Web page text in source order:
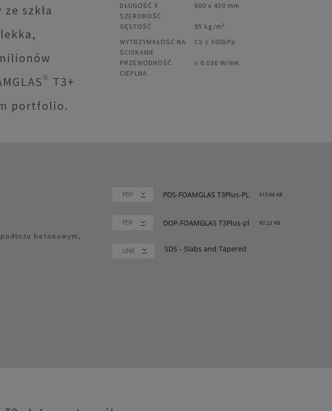
szkła
T3+
portfolio.
DŁUGOŚĆ X
SZEROKOŚĆ
600 x 450 mm
GĘSTOŚĆ
95 kg/m³
WYTRZYMAŁOŚĆ NA
ŚCISKANIE
CS ≥ 500kPa
PRZEWODNOŚĆ
CIEPLNA
≤ 0.036 W/mK
betonowym,
PDS-FOAMGLAS T3Plus-PL 315,94 KB
DOP-FOAMGLAS T3Plus-pl 87,22 KB
LINK SDS - Slabs and Tapered